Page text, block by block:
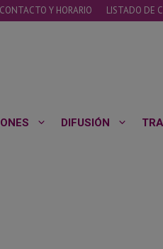
CONTACTO Y HORARIO LISTADO DE
DIFUSIÓN